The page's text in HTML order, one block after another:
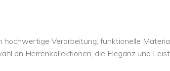
hochwertige Verarbeitung, funktionelle
an Herrenkollektionen, die Eleganz und